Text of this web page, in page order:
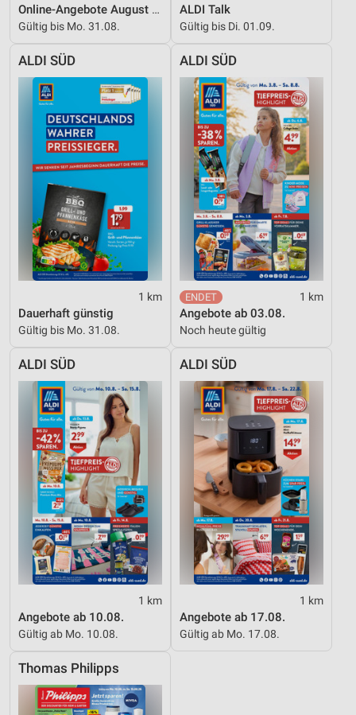
Online-Angebote August 2026
Gültig bis Mo. 31.08.
ALDI Talk
Gültig bis Di. 01.09.
ALDI SÜD
1 km
Dauerhaft günstig
Gültig bis Mo. 31.08.
ALDI SÜD
1 km
Angebote ab 03.08.
Noch heute gültig
ALDI SÜD
1 km
Angebote ab 10.08.
Gültig ab Mo. 10.08.
ALDI SÜD
1 km
Angebote ab 17.08.
Gültig ab Mo. 17.08.
Thomas Philipps